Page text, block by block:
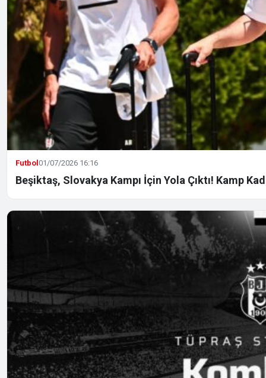
Futbol01/07/2026 16:16
Beşiktaş, Slovakya Kampı İçin Yola Çıktı! Kamp